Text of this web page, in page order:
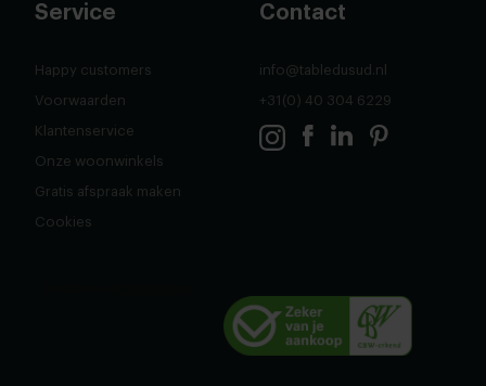
Service
Happy customers
Voorwaarden
Klantenservice
Onze woonwinkels
Gratis afspraak maken
Cookies
Contact
info@tabledusud.nl
+31(0) 40 304 6229